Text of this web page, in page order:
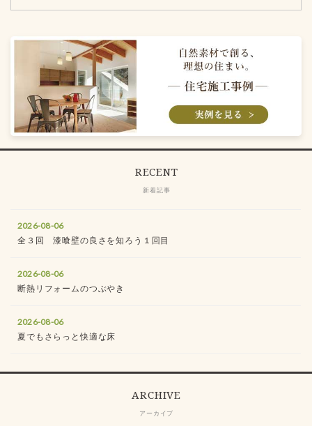
RECENT
新着記事
2026-08-06
全３回 漆喰壁の良さを知ろう１回目
2026-08-06
断熱リフォームのつぶやき
2026-08-06
夏でもさらっと快適な床
ARCHIVE
アーカイブ